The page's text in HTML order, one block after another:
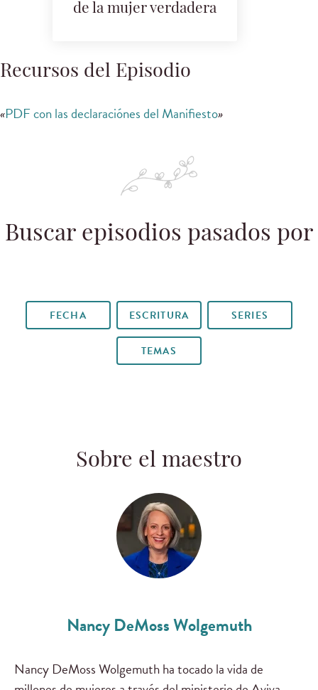
de la mujer verdadera
Recursos del Episodio
«PDF con las declaraciónes del Manifiesto»
Buscar episodios pasados por
FECHA ESCRITURA SERIES
TEMAS
Sobre el maestro
Nancy DeMoss Wolgemuth
Nancy DeMoss Wolgemuth ha tocado la vida de